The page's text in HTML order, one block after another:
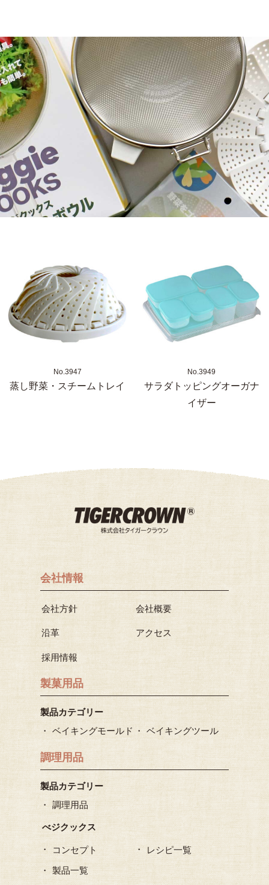
No.3947
蒸し野菜・スチームトレイ
No.3949
サラダトッピングオーガナ
イザー
会社情報
会社方針 会社概要
沿革 アクセス
採用情報
製菓用品
製品カテゴリー
ベイキングモールド
ベイキングツール
調理用品
製品カテゴリー
調理用品
べジクックス
コンセプト レシピ一覧
製品一覧